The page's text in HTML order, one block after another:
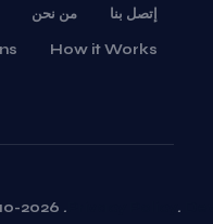
إتصل بنا من نحن
How it Works
2026 . .